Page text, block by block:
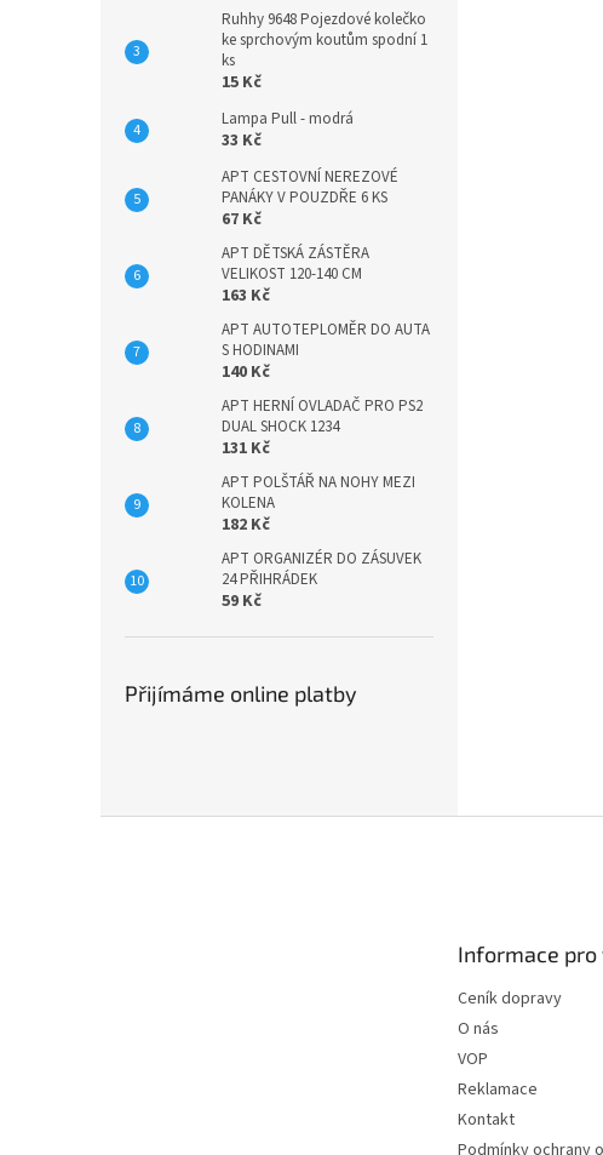
Ruhhy 9648 Pojezdové kolečko
ke sprchovým koutům spodní 1
ks
15 Kč
Lampa Pull - modrá
33 Kč
APT CESTOVNÍ NEREZOVÉ
PANÁKY V POUZDŘE 6 KS
67 Kč
APT DĚTSKÁ ZÁSTĚRA
VELIKOST 120-140 CM
163 Kč
APT AUTOTEPLOMĚR DO AUTA
S HODINAMI
140 Kč
APT HERNÍ OVLADAČ PRO PS2
DUAL SHOCK 1234
131 Kč
APT POLŠTÁŘ NA NOHY MEZI
KOLENA
182 Kč
APT ORGANIZÉR DO ZÁSUVEK
24 PŘIHRÁDEK
59 Kč
Přijímáme online platby
Informace pro
Ceník dopravy
O nás
VOP
Reklamace
Kontakt